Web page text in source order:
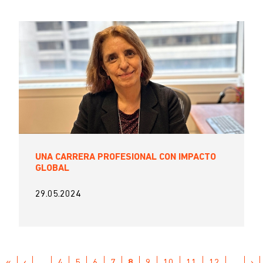
UNA CARRERA PROFESIONAL CON IMPACTO
GLOBAL
29.05.2024